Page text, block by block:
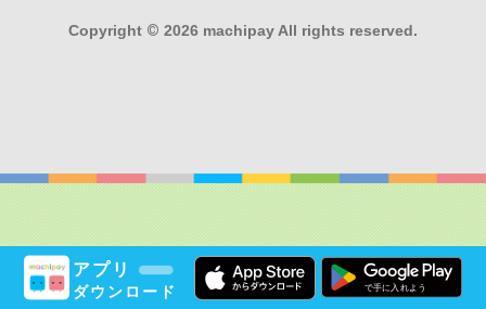
アプリ
ダウンロード
Copyright © 2026 machipay All rights reserved.